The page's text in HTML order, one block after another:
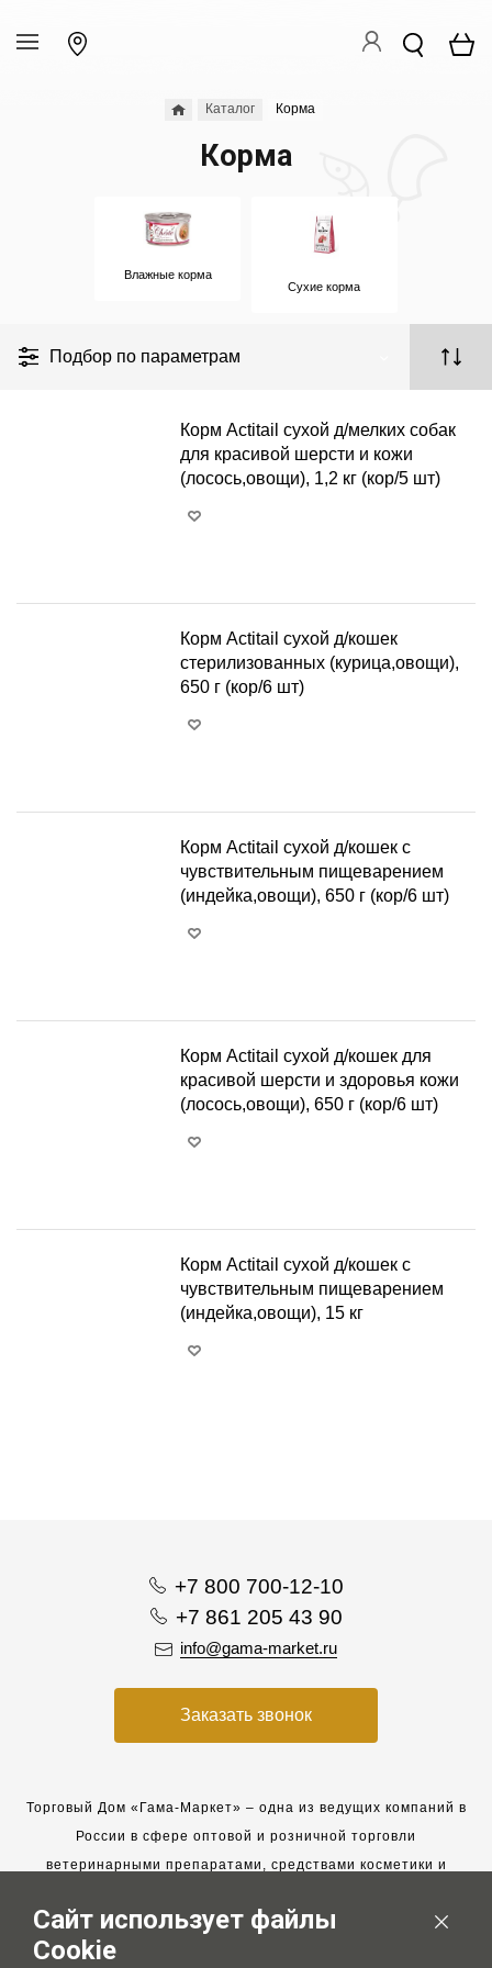
Каталог Корма
Корма
Влажные корма
Сухие корма
Подбор по параметрам
Корм Actitail сухой д/мелких собак
для красивой шерсти и кожи
(лосось,овощи), 1,2 кг (кор/5 шт)
Корм Actitail сухой д/кошек
стерилизованных (курица,овощи),
650 г (кор/6 шт)
Корм Actitail сухой д/кошек с
чувствительным пищеварением
(индейка,овощи), 650 г (кор/6 шт)
Корм Actitail сухой д/кошек для
красивой шерсти и здоровья кожи
(лосось,овощи), 650 г (кор/6 шт)
Корм Actitail сухой д/кошек с
чувствительным пищеварением
(индейка,овощи), 15 кг
+7 800 700-12-10
+7 861 205 43 90
info@gama-market.ru
Заказать звонок
Торговый Дом «Гама-Маркет» – одна из ведущих компаний в
России в сфере оптовой и розничной торговли
ветеринарными препаратами, средствами косметики и
Мы работаем с 2005 года. Мы приглашаем к сотрудничеству
новых клиентов и всегда рассчитываем на взаимовыгодные,
Сайт использует файлы
Cookie